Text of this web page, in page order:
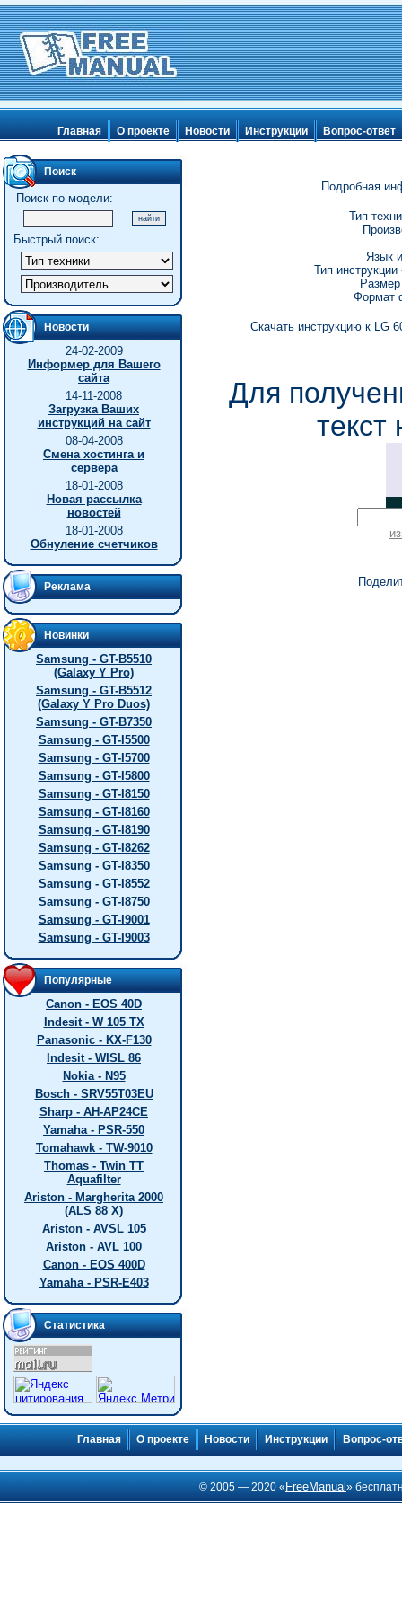
Главная О проекте Новости Инструкции Вопрос-ответ
Поиск
Поиск по модели:
Быстрый поиск:
Новости
24-02-2009
Информер для Вашего
сайта
14-11-2008
Загрузка Ваших
инструкций на сайт
08-04-2008
Смена хостинга и
сервера
18-01-2008
Новая рассылка
новостей
18-01-2008
Обнуление счетчиков
Реклама
Новинки
Samsung - GT-B5510
(Galaxy Y Pro)
Samsung - GT-B5512
(Galaxy Y Pro Duos)
Samsung - GT-B7350
Samsung - GT-I5500
Samsung - GT-I5700
Samsung - GT-I5800
Samsung - GT-I8150
Samsung - GT-I8160
Samsung - GT-I8190
Samsung - GT-I8262
Samsung - GT-I8350
Samsung - GT-I8552
Samsung - GT-I8750
Samsung - GT-I9001
Samsung - GT-I9003
Популярные
Canon - EOS 40D
Indesit - W 105 TX
Panasonic - KX-F130
Indesit - WISL 86
Nokia - N95
Bosch - SRV55T03EU
Sharp - AH-AP24CE
Yamaha - PSR-550
Tomahawk - TW-9010
Thomas - Twin TT
Aquafilter
Ariston - Margherita 2000
(ALS 88 X)
Ariston - AVSL 105
Ariston - AVL 100
Canon - EOS 400D
Yamaha - PSR-E403
Статистика
Подробная
Тип
Язык
Тип
Формат
Скачать инструкцию к LG
Для
текст
Главная О проекте Новости Инструкции Вопрос-
© 2005 — 2020 « FreeManual»